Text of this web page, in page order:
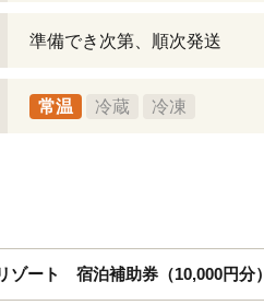
準備でき次第、順次発送
常温 冷蔵 冷凍
ゾート 宿泊補助券（10,000円分）